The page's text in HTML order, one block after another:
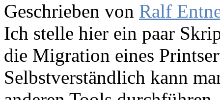
Geschrieben von Ralf
Ich stelle hier ein paar
die Migration eines
Selbstverständlich kann